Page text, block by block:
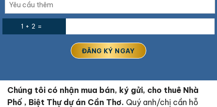
1 + 2 =
Chúng tôi có nhận mua bán, ký gửi, cho thuê Nhà
Phố , Biệt Thự dự án Cần Thơ. Quý anh/chị cần hỗ